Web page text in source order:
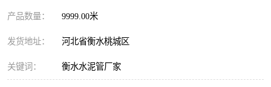
产品数量： 9999.00米
发货地址： 河北省衡水桃城区
关键词： 衡水水泥管厂家